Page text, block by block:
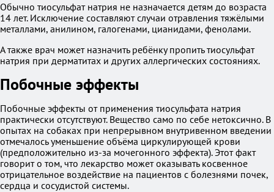
Обычно тиосульфат натрия не назначается детям до возраста
14 лет. Исключение составляют случаи отравления тяжёлыми
металлами, анилином, галогенами, цианидами, фенолами.
А также врач может назначить ребёнку пропить тиосульфат
натрия при дерматитах и других аллергических состояниях.
Побочные эффекты
Побочные эффекты от применения тиосульфата натрия
практически отсутствуют. Вещество само по себе нетоксично. В
опытах на собаках при непрерывном внутривенном введении
отмечалось уменьшение объёма циркулирующей крови
(предположительно из-за мочегонного эффекта). Этот факт
говорит о том, что лекарство может оказывать косвенное
отрицательное воздействие на пациентов с болезнями почек,
сердца и сосудистой системы.